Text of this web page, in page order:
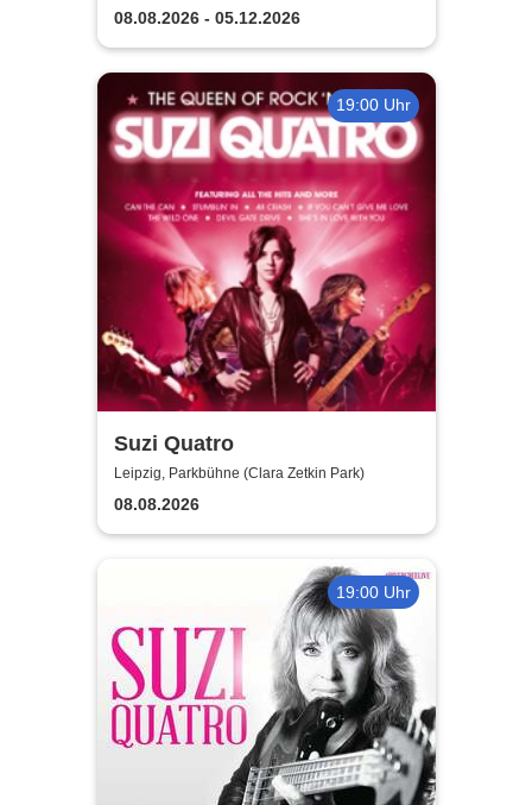
08.08.2026 - 05.12.2026
19:00 Uhr
Suzi Quatro
Leipzig, Parkbühne (Clara Zetkin Park)
08.08.2026
19:00 Uhr